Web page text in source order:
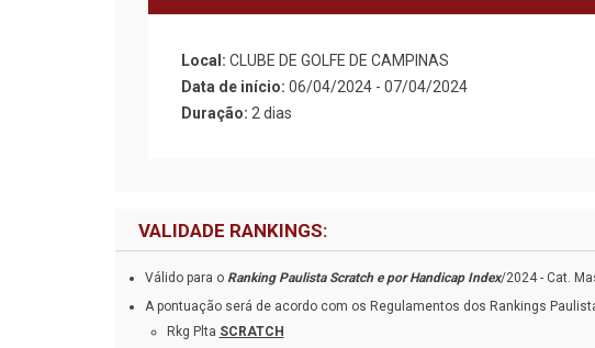
Local: CLUBE DE GOLFE DE CAMPINAS
Data de início: 06/04/2024 - 07/04/2024
Duração: 2 dias
VALIDADE RANKINGS:
Válido para o Ranking Paulista Scratch e por Handicap Index/2024 - Cat.
A pontuação será de acordo com os Regulamentos dos Rankings
Rkg Plta SCRATCH